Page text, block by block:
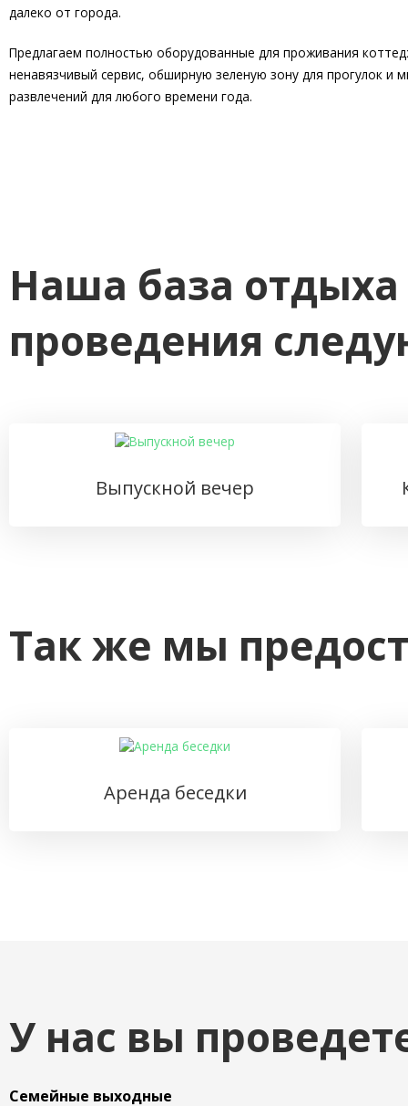
далеко от города.
Предлагаем полностью оборудованные для проживания
ненавязчивый сервис, обширную зеленую зону для прогулок и
развлечений для любого времени года.
Наша база
проведения
Выпускной вечер
Так же мы
Аренда беседки
У нас вы
Семейные выходные